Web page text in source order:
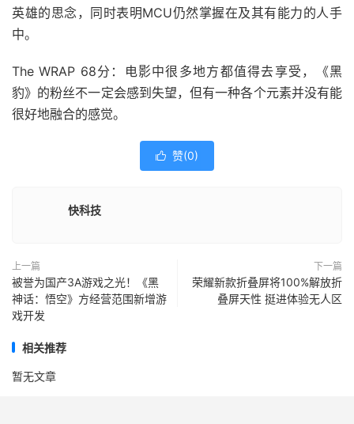
英雄的思念，同时表明MCU仍然掌握在及其有能力的人手
中。
The WRAP 68分：电影中很多地方都值得去享受，《黑
豹》的粉丝不一定会感到失望，但有一种各个元素并没有能
很好地融合的感觉。
 赞(0)
快科技
上一篇
被誉为国产3A游戏之光！《黑
神话：悟空》方经营范围新增游
戏开发
下一篇
荣耀新款折叠屏将100%解放折
叠屏天性 挺进体验无人区
相关推荐
暂无文章